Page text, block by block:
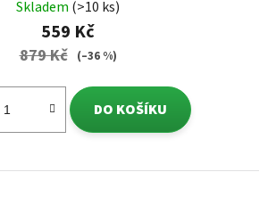
Skladem (>10 ks)
559 Kč
879 Kč (–36 %)
DO KOŠÍKU